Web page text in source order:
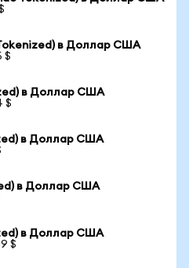
в Доллар США
$
в Доллар США
$
в Доллар США
в Доллар США
в Доллар США
$